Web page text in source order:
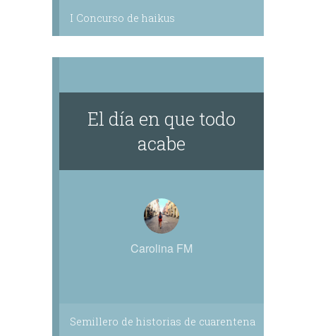
I Concurso de haikus
El día en que todo
acabe
Carolina FM
Semillero de historias de cuarentena